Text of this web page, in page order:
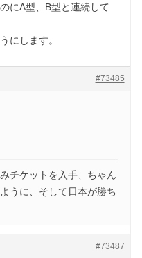
にA型、B型と連続して
にします。
#73485
チケットを入手、ちゃん
うに、そして日本が勝ち
#73487